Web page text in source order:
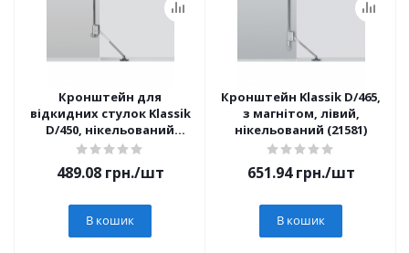
Кронштейн для
відкидних стулок Klassik
D/450, нікельований
(16176)
489.08грн./шт
В кошик
Кронштейн Klassik D/465,
з магнітом, лівий,
нікельований (21581)
651.94грн./шт
В кошик